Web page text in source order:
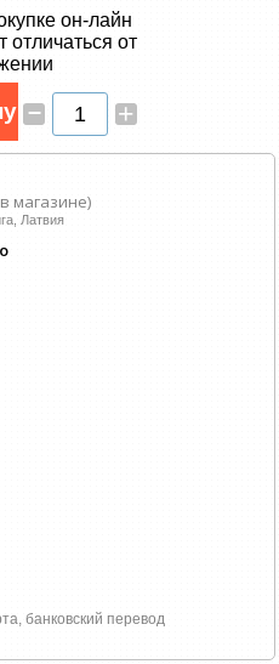
он-лайн
от
– +
магазине)
Латвия
банковский перевод